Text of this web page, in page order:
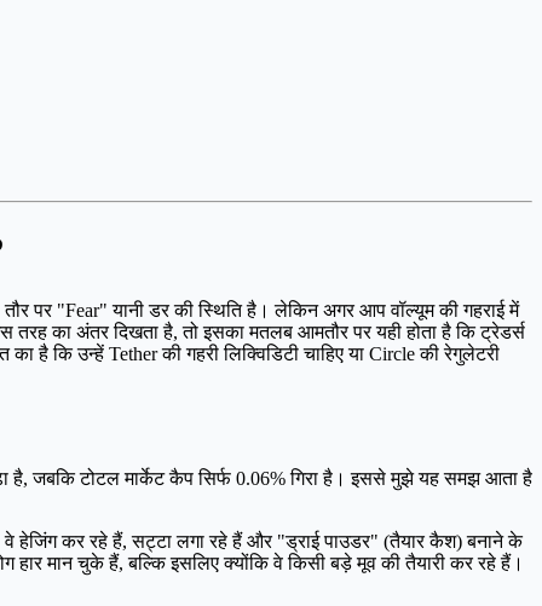
पर "Fear" यानी डर की स्थिति है। लेकिन अगर आप वॉल्यूम की गहराई में
का अंतर दिखता है, तो इसका मतलब आमतौर पर यही होता है कि ट्रेडर्स
कि उन्हें Tether की गहरी लिक्विडिटी चाहिए या Circle की रेगुलेटरी
है, जबकि टोटल मार्केट कैप सिर्फ 0.06% गिरा है। इससे मुझे यह समझ आता है
वे हेजिंग कर रहे हैं, सट्टा लगा रहे हैं और "ड्राई पाउडर" (तैयार कैश) बनाने के
मान चुके हैं, बल्कि इसलिए क्योंकि वे किसी बड़े मूव की तैयारी कर रहे हैं।